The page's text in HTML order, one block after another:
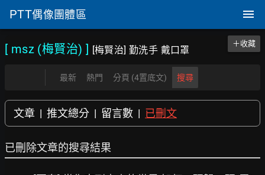
PTT偶像團體區
[ msz (梅賢治) ] [梅賢治] 勤洗手 戴口罩
＋收藏
最新 熱門 分頁 (4置底文) 搜尋
文章 | 推文總分 | 留言數 | 已刪文
已刪除文章的搜尋結果